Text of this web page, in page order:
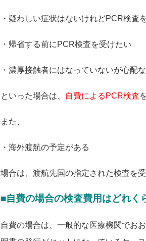
・疑わしい症状はないけれどPCR検査
・帰省する前にPCR検査を受けたい
・濃厚接触者にはなっていないが心配
といった場合は、 自費によるPCR検査
また、
・海外渡航の予定がある
場合は、渡航先国の指定された検査を
■自費の場合の検査費用はどれく
自費の場合は、一般的な医療機関でお